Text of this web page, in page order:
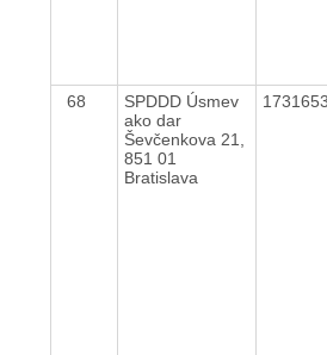
68
SPDDD Úsmev
ako dar
Ševčenkova 21,
851 01
Bratislava